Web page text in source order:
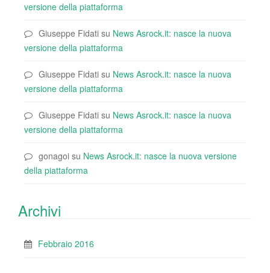
versione della piattaforma
Giuseppe Fidati su News Asrock.it: nasce la nuova
versione della piattaforma
Giuseppe Fidati su News Asrock.it: nasce la nuova
versione della piattaforma
Giuseppe Fidati su News Asrock.it: nasce la nuova
versione della piattaforma
gonagoi su News Asrock.it: nasce la nuova versione
della piattaforma
Archivi
Febbraio 2016